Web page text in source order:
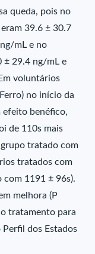
queda, pois no
39.6 ± 30.7
mL e no
± 29.4 ng/mL e
voluntários
no início da
efeito benéfico,
de 110s mais
tratado com
tratados com
com 1191 ± 96s).
melhora (P
tratamento para
dos Estados